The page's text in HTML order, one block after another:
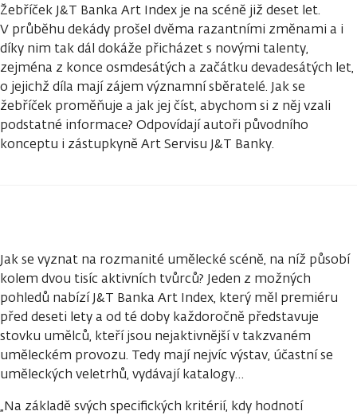
Žebříček J&T Banka Art Index je na scéně již deset let.
V průběhu dekády prošel dvěma razantními změnami a i
díky nim tak dál dokáže přicházet s novými talenty,
zejména z konce osmdesátých a začátku devadesátých let,
o jejichž díla mají zájem významní sběratelé. Jak se
žebříček proměňuje a jak jej číst, abychom si z něj vzali
podstatné informace? Odpovídají autoři původního
konceptu i zástupkyně Art Servisu J&T Banky.
Jak se vyznat na rozmanité umělecké scéně, na níž působí
kolem dvou tisíc aktivních tvůrců? Jeden z možných
pohledů nabízí J&T Banka Art Index, který měl premiéru
před deseti lety a od té doby každoročně představuje
stovku umělců, kteří jsou nejaktivnější v takzvaném
uměleckém provozu. Tedy mají nejvíc výstav, účastní se
uměleckých veletrhů, vydávají katalogy…
„Na základě svých specifických kritérií, kdy hodnotí